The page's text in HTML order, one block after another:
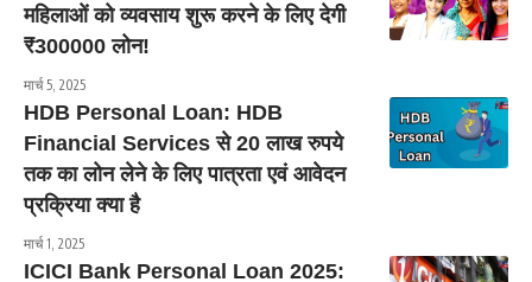
महिलाओं को व्यवसाय शुरू करने के लिए देगी
₹300000 लोन!
मार्च 5, 2025
HDB Personal Loan: HDB
Financial Services से 20 लाख रुपये
तक का लोन लेने के लिए पात्रता एवं आवेदन
प्रक्रिया क्या है
मार्च 1, 2025
ICICI Bank Personal Loan 2025: